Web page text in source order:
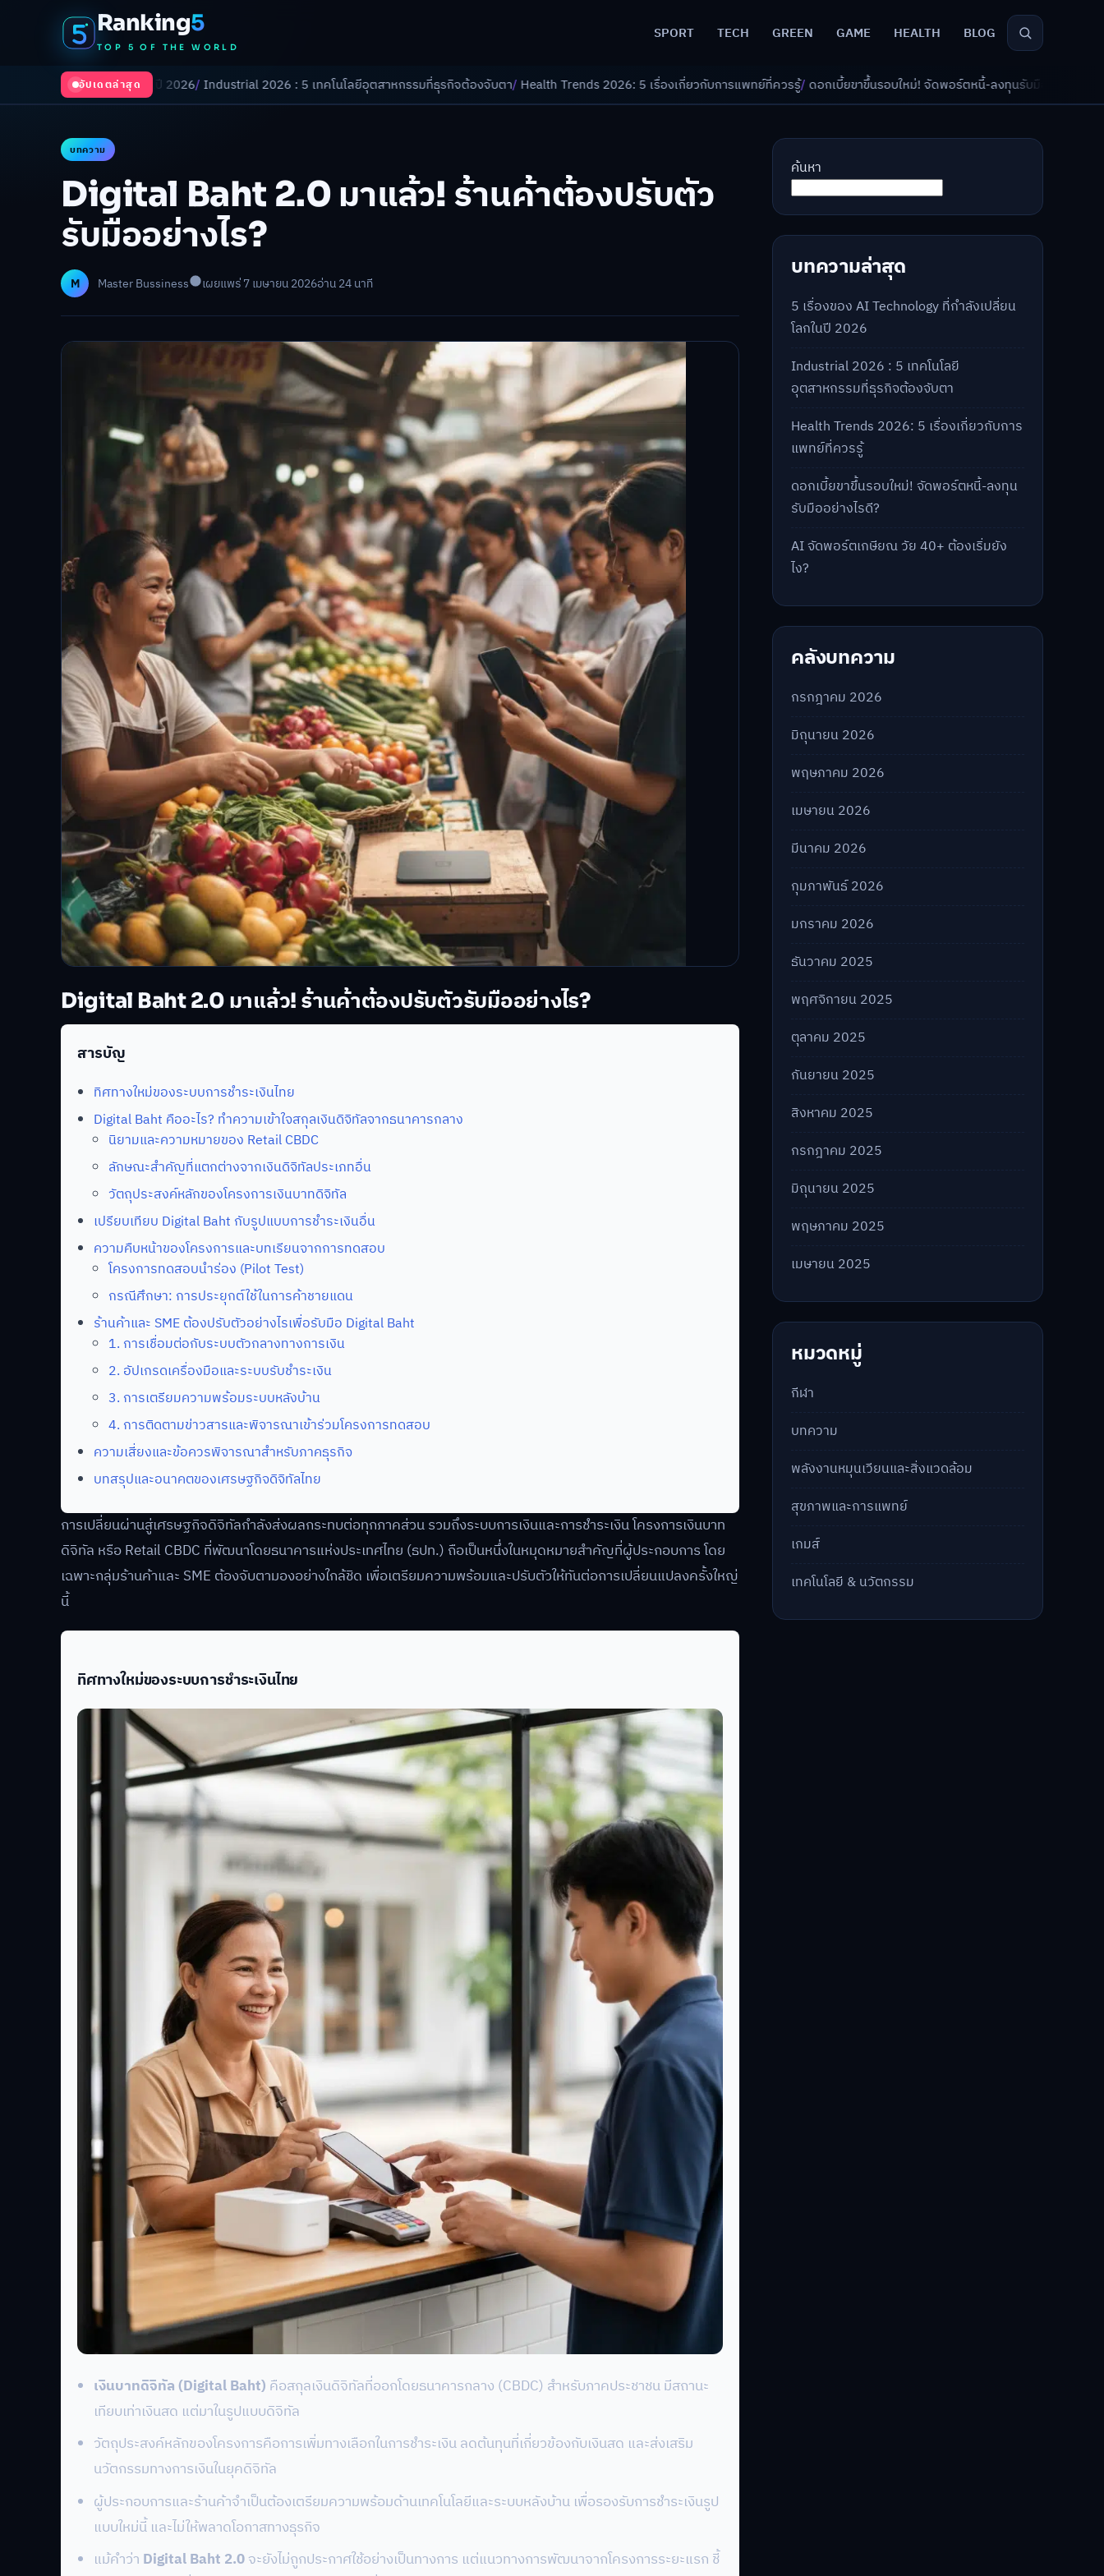
Ranking5
TOP 5 OF THE WORLD
SPORT TECH GREEN GAME HEALTH BLOG
อัปเดตล่าสุด
โลกในปี 2026/Industrial 2026 : 5 เทคโนโลยีอุตสาหกรรมที่ธุรกิจต้องจับตา/Health Trends 2026: 5 เรื่องเกี่ยวกับการแพทย์ที่ควรรู้/ดอกเบี้ยขาขึ้นรอบใหม่! จัดพอร์ตหนี้-ลงทุนรับมืออย่างไรดี?/AI จัดพอร์ตเกษียณ วั
บทความ
Digital Baht 2.0 มาแล้ว! ร้านค้าต้องปรับตัว
รับมืออย่างไร?
M Master Bussiness เผยแพร่ 7 เมษายน 2026อ่าน 24 นาที
Digital Baht 2.0 มาแล้ว! ร้านค้าต้องปรับตัวรับมืออย่างไร?
สารบัญ
ทิศทางใหม่ของระบบการชำระเงินไทย
Digital Baht คืออะไร? ทำความเข้าใจสกุลเงินดิจิทัลจากธนาคารกลาง
นิยามและความหมายของ Retail CBDC
ลักษณะสำคัญที่แตกต่างจากเงินดิจิทัลประเภทอื่น
วัตถุประสงค์หลักของโครงการเงินบาทดิจิทัล
เปรียบเทียบ Digital Baht กับรูปแบบการชำระเงินอื่น
ความคืบหน้าของโครงการและบทเรียนจากการทดสอบ
โครงการทดสอบนำร่อง (Pilot Test)
กรณีศึกษา: การประยุกต์ใช้ในการค้าชายแดน
ร้านค้าและ SME ต้องปรับตัวอย่างไรเพื่อรับมือ Digital Baht
1. การเชื่อมต่อกับระบบตัวกลางทางการเงิน
2. อัปเกรดเครื่องมือและระบบรับชำระเงิน
3. การเตรียมความพร้อมระบบหลังบ้าน
4. การติดตามข่าวสารและพิจารณาเข้าร่วมโครงการทดสอบ
ความเสี่ยงและข้อควรพิจารณาสำหรับภาคธุรกิจ
บทสรุปและอนาคตของเศรษฐกิจดิจิทัลไทย
การเปลี่ยนผ่านสู่เศรษฐกิจดิจิทัลกำลังส่งผลกระทบต่อทุกภาคส่วน รวมถึงระบบการเงินและการชำระเงิน โครงการเงินบาท
ดิจิทัล หรือ Retail CBDC ที่พัฒนาโดยธนาคารแห่งประเทศไทย (ธปท.) ถือเป็นหนึ่งในหมุดหมายสำคัญที่ผู้ประกอบการ โดย
เฉพาะกลุ่มร้านค้าและ SME ต้องจับตามองอย่างใกล้ชิด เพื่อเตรียมความพร้อมและปรับตัวให้ทันต่อการเปลี่ยนแปลงครั้งใหญ่
นี้
ทิศทางใหม่ของระบบการชำระเงินไทย
เงินบาทดิจิทัล (Digital Baht) คือสกุลเงินดิจิทัลที่ออกโดยธนาคารกลาง (CBDC) สำหรับภาคประชาชน มีสถานะ
เทียบเท่าเงินสด แต่มาในรูปแบบดิจิทัล
วัตถุประสงค์หลักของโครงการคือการเพิ่มทางเลือกในการชำระเงิน ลดต้นทุนที่เกี่ยวข้องกับเงินสด และส่งเสริม
นวัตกรรมทางการเงินในยุคดิจิทัล
ผู้ประกอบการและร้านค้าจำเป็นต้องเตรียมความพร้อมด้านเทคโนโลยีและระบบหลังบ้าน เพื่อรองรับการชำระเงินรูป
แบบใหม่นี้ และไม่ให้พลาดโอกาสทางธุรกิจ
แม้คำว่า Digital Baht 2.0จะยังไม่ถูกประกาศใช้อย่างเป็นทางการ แต่แนวทางการพัฒนาจากโครงการระยะแรก ชี้
ค้นหา
บทความล่าสุด
5 เรื่องของ AI Technology ที่กำลังเปลี่ยน
โลกในปี 2026
Industrial 2026 : 5 เทคโนโลยี
อุตสาหกรรมที่ธุรกิจต้องจับตา
Health Trends 2026: 5 เรื่องเกี่ยวกับการ
แพทย์ที่ควรรู้
ดอกเบี้ยขาขึ้นรอบใหม่! จัดพอร์ตหนี้-ลงทุน
รับมืออย่างไรดี?
AI จัดพอร์ตเกษียณ วัย 40+ ต้องเริ่มยัง
ไง?
คลังบทความ
กรกฎาคม 2026
มิถุนายน 2026
พฤษภาคม 2026
เมษายน 2026
มีนาคม 2026
กุมภาพันธ์ 2026
มกราคม 2026
ธันวาคม 2025
พฤศจิกายน 2025
ตุลาคม 2025
กันยายน 2025
สิงหาคม 2025
กรกฎาคม 2025
มิถุนายน 2025
พฤษภาคม 2025
เมษายน 2025
หมวดหมู่
กีฬา
บทความ
พลังงานหมุนเวียนและสิ่งแวดล้อม
สุขภาพและการแพทย์
เกมส์
เทคโนโลยี & นวัตกรรม